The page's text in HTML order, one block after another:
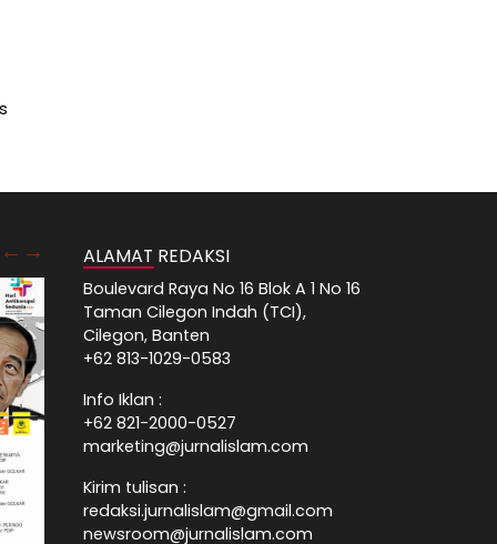
ALAMAT REDAKSI
Boulevard Raya No 16 Blok A 1 No 16
Taman Cilegon Indah (TCI),
Cilegon, Banten
+62 813-1029-0583
Info Iklan :
+62 821-2000-0527
marketing@jurnalislam.com
Kirim tulisan :
redaksi.jurnalislam@gmail.com
newsroom@jurnalislam.com